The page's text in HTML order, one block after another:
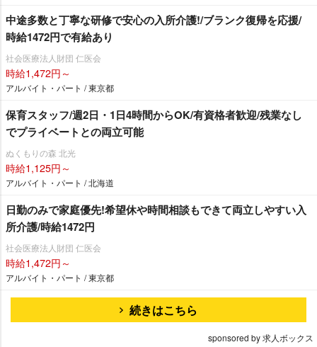
中途多数と丁寧な研修で安心の入所介護!/ブランク復帰を応援/
時給1472円で有給あり
社会医療法人財団 仁医会
時給1,472円～
アルバイト・パート / 東京都
保育スタッフ/週2日・1日4時間からOK/有資格者歓迎/残業なし
でプライベートとの両立可能
ぬくもりの森 北光
時給1,125円～
アルバイト・パート / 北海道
日勤のみで家庭優先!希望休や時間相談もできて両立しやすい入
所介護/時給1472円
社会医療法人財団 仁医会
時給1,472円～
アルバイト・パート / 東京都
続きはこちら
sponsored by 求人ボックス